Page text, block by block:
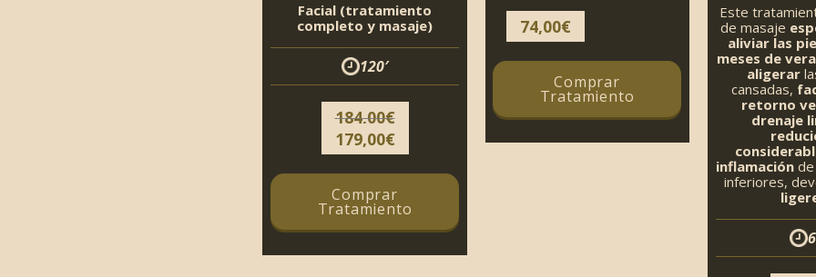
Facial (tratamiento
completo y masaje)
120′
184,00€
precio
original
era:
184,00€.
179,00€
precio
actual
es:
179,00€.
Comprar
Tratamiento
74,00€
Comprar
Tratamiento
Este
de masaje
aliviar las
meses de
aligerar
cansadas,
retorno
drenaje
inflamaciónde
inferiores,